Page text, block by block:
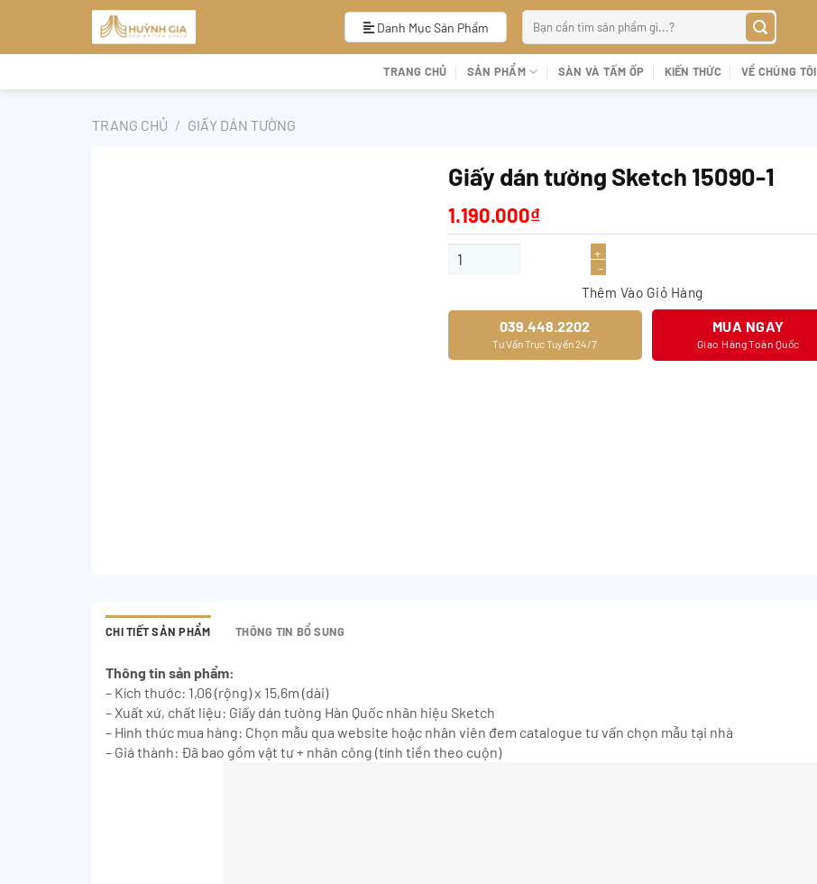
Danh Mục Sản Phẩm
kiếm:
TRANG CHỦ SẢN PHẨM SÀN VÀ TẤM ỐP KIẾN THỨC VỀ CHÚNG TÔI
TRANG CHỦ / GIẤY DÁN TƯỜNG
Giấy dán tường Sketch 15090-1
1.190.000₫
Giấy dán tường Sketch 15090-1 số lượng
Thêm Vào Giỏ Hàng
039.448.2202
Tư Vấn Trực Tuyến 24/7
MUA NGAY
Giao Hàng Toàn Quốc
CHI TIẾT SẢN PHẨM THÔNG TIN BỔ SUNG
Thông tin sản phẩm:
– Kích thước: 1,06 (rộng) x 15,6m (dài)
– Xuất xứ, chất liệu: Giấy dán tường Hàn Quốc nhãn hiệu Sketch
– Hình thức mua hàng: Chọn mẫu qua website hoặc nhân viên đem catalogue tư vấn chọn mẫu tại nhà
– Giá thành: Đã bao gồm vật tư + nhân công (tính tiền theo cuộn)